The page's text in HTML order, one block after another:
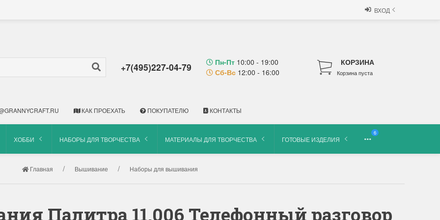
ВХОД
+7(495)227-04-79 Пн-Пт 10:00 - 19:00
Сб-Вс 12:00 - 16:00
КОРЗИНА
Корзина пуста
КАК ПРОЕХАТЬ ПОКУПАТЕЛЮ КОНТАКТЫ
ХОББИ НАБОРЫ ДЛЯ ТВОРЧЕСТВА МАТЕРИАЛЫ ДЛЯ ТВОРЧЕСТВА ГОТОВЫЕ ИЗДЕЛИЯ
6
Главная Вышивание Наборы для вышивания
Палитра 11.006 Телефонный разговор